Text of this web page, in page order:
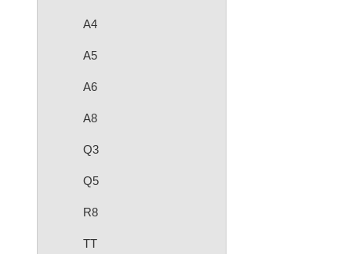
A4
A5
A6
A8
Q3
Q5
R8
TT